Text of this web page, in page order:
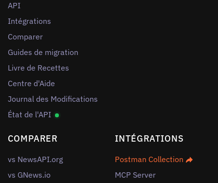
API
Intégrations
Comparer
Guides de migration
Livre de Recettes
Centre d'Aide
Journal des Modifications
État de l'API
COMPARER
vs NewsAPI.org
vs GNews.io
INTÉGRATIONS
Postman Collection
MCP Server